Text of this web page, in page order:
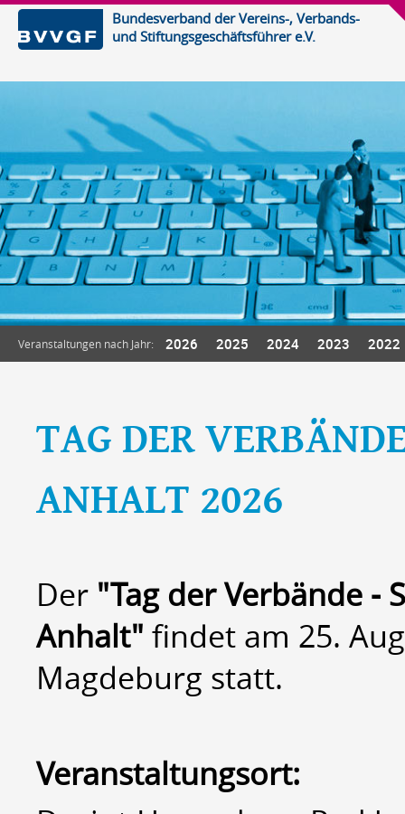
Bundesverband der Vereins-, Verbands-
und Stiftungsgeschäftsführer e.V.
Veranstaltungen nach Jahr: 2026 2025 2024 2023 2022
TAG DER
ANHALT 2026
Der "Tag der Verbände -
Anhalt" findet am 25.
Magdeburg statt.
Veranstaltungsort: